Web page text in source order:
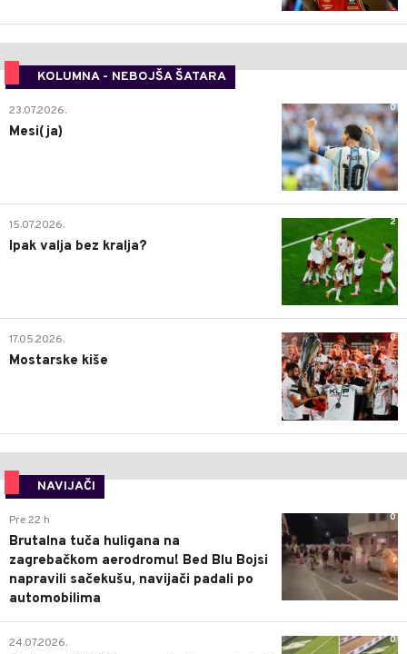
KOLUMNA - NEBOJŠA ŠATARA
0
23.07.2026.
Mesi(ja)
2
15.07.2026.
Ipak valja bez kralja?
0
17.05.2026.
Mostarske kiše
NAVIJAČI
0
Pre 22 h
Brutalna tuča huligana na
zagrebačkom aerodromu! Bed Blu Bojsi
napravili sačekušu, navijači padali po
automobilima
0
24.07.2026.